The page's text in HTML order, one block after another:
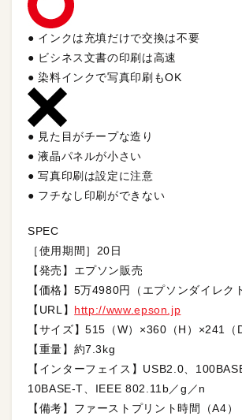
● インクは充填だけで交換は不要
● ビシネス文書の印刷は高速
● 染料インクで写真印刷もOK
● 見た目がチープな造り
● 液晶パネルが小さい
● 写真印刷は設定に注意
● フチなし印刷ができない
SPEC
［使用期間］20日
【発売】エプソン販売
【価格】5万4980円（エプソンダイレク
【URL】 http://www.epson.jp
【サイズ】515（W）×360（H）×241（
【重量】約7.3kg
【インターフェイス】USB2.0、
10BASE-T、IEEE 802.11b／g／n
【備考】ファーストプリント時間（A4